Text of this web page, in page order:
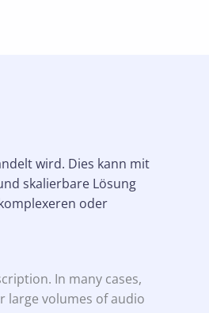
wird. Dies kann mit
skalierbare Lösung
oder
In many cases,
large volumes of audio